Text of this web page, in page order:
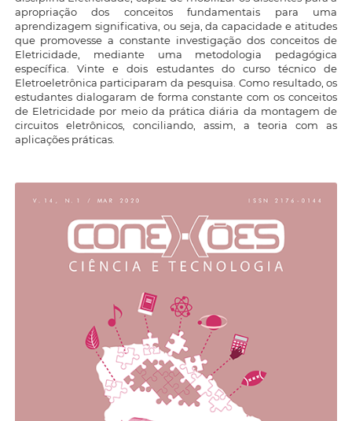
apropriação dos conceitos fundamentais para uma
aprendizagem significativa, ou seja, da capacidade e atitudes
que promovesse a constante investigação dos conceitos de
Eletricidade, mediante uma metodologia pedagógica
específica. Vinte e dois estudantes do curso técnico de
Eletroeletrônica participaram da pesquisa. Como resultado, os
estudantes dialogaram de forma constante com os conceitos
de Eletricidade por meio da prática diária da montagem de
circuitos eletrônicos, conciliando, assim, a teoria com as
aplicações práticas.